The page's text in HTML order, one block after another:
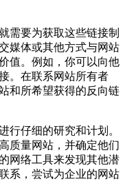
需要为获取这些链接制
媒体或其他方式与网站
值。例如，你可以向他
。在联系网站所有者
和所希望获得的反向链
行仔细的研究和计划。
质量网站，并确定他们
网络工具来发现其他潜
系，尝试为企业的网站